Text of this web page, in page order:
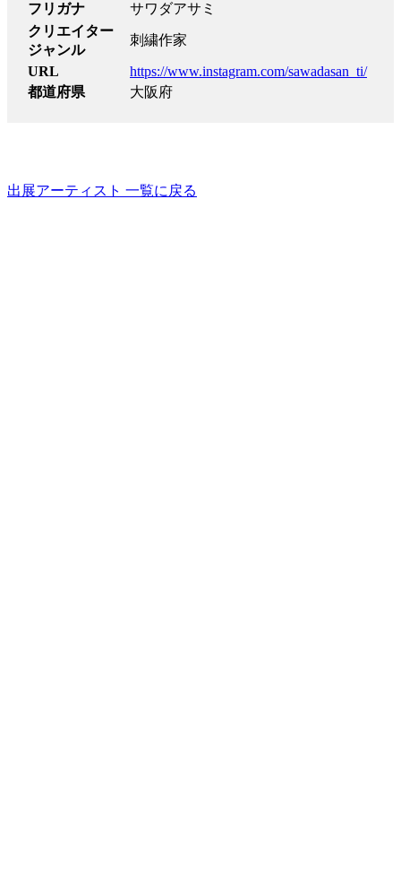
フリガナ
サワダアサミ
クリエイター
ジャンル
刺繍作家
URL
https://www.instagram.com/sawadasan_ti/
都道府県
大阪府
出展アーティスト 一覧に戻る